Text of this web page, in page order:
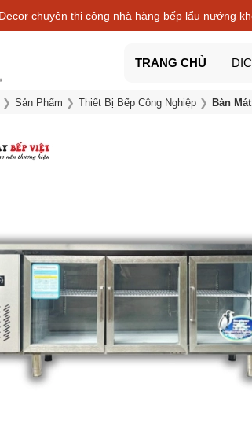
chuyên thi công nhà hàng bếp lẩu nướng
TRANG CHỦ
Sản Phẩm Thiết Bị Bếp Công Nghiệp Bàn